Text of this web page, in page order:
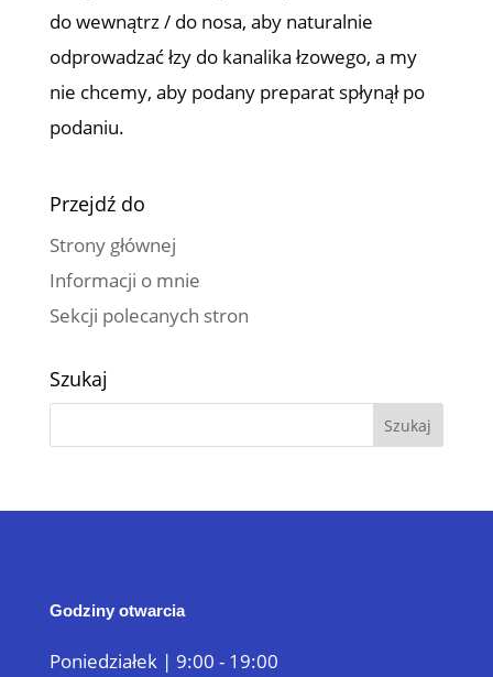
do wewnątrz / do nosa, aby naturalnie
odprowadzać łzy do kanalika łzowego, a my
nie chcemy, aby podany preparat spłynął po
podaniu.
Przejdź do
Strony głównej
Informacji o mnie
Sekcji polecanych stron
Szukaj
Godziny otwarcia
Poniedziałek | 9:00 - 19:00